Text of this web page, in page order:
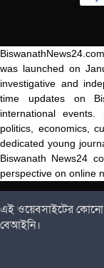
was launched on
investigative and
time updates on
international
politics, economics,
dedicated young
Biswanath News24
perspective on online
এই ওয়েবসাইটের কোনো
বেআইনি।